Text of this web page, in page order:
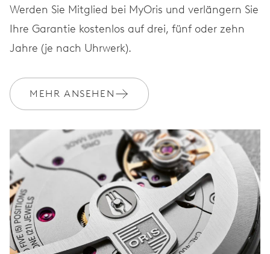
Werden Sie Mitglied bei MyOris und verlängern Sie
Ihre Garantie kostenlos auf drei, fünf oder zehn
Jahre (je nach Uhrwerk).
MEHR ANSEHEN